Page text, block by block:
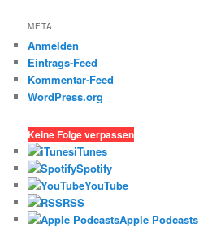
META
Anmelden
Eintrags-Feed
Kommentar-Feed
WordPress.org
Keine Folge verpassen
iTunes
Spotify
YouTube
RSS
Apple Podcasts